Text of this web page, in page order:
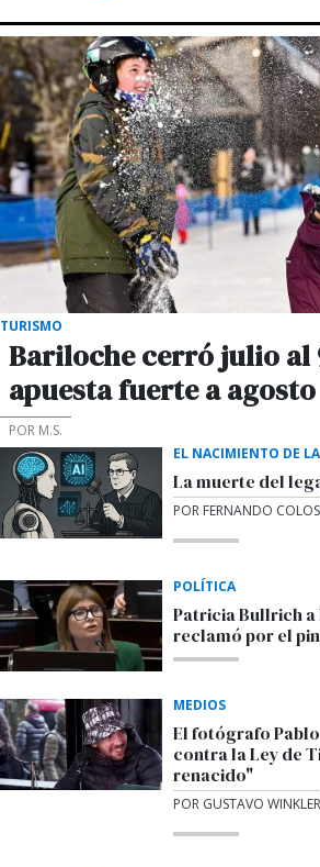
TURISMO
Bariloche cerró julio al
apuesta fuerte a agosto
POR M.S.
EL NACIMIENTO DE
La muerte del
POR FERNANDO
POLÍTICA
Patricia Bullrich
reclamó por el
MEDIOS
El fotógrafo
contra la Ley de
renacido"
POR GUSTAVO WINKLER